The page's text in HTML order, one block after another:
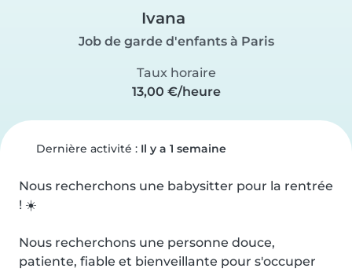
Ivana
Job de garde d'enfants à Paris
Taux horaire
13,00 €/heure
Dernière activité : Il y a 1 semaine
Nous recherchons une babysitter pour la rentrée
! ☀️
Nous recherchons une personne douce,
patiente, fiable et bienveillante pour s'occuper